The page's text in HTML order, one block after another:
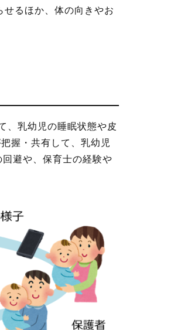
るほか、体の向きやお
乳幼児の睡眠状態や皮
握・共有して、乳幼児
避や、保育士の経験や